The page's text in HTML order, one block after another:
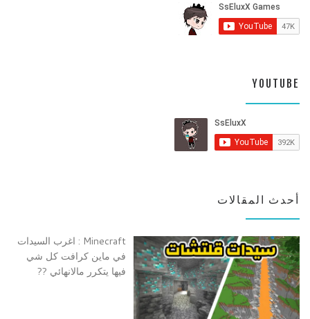
YOUTUBE
أحدث المقالات
Minecraft : اغرب السيدات
في ماين كرافت كل شي
فيها يتكرر مالانهائي ??